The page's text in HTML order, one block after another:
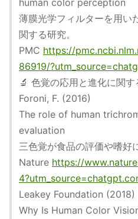
薄膜光学フィルターを用い
関する研究。
PMC https://
86919/
🔬 色覚の応用と進化に関す
Foroni, F. (2016)
The role of human
evaluation
三色覚が食品の評価や嗜好
Nature https://
Leakey Foundation (2018)
Why Is Human Color